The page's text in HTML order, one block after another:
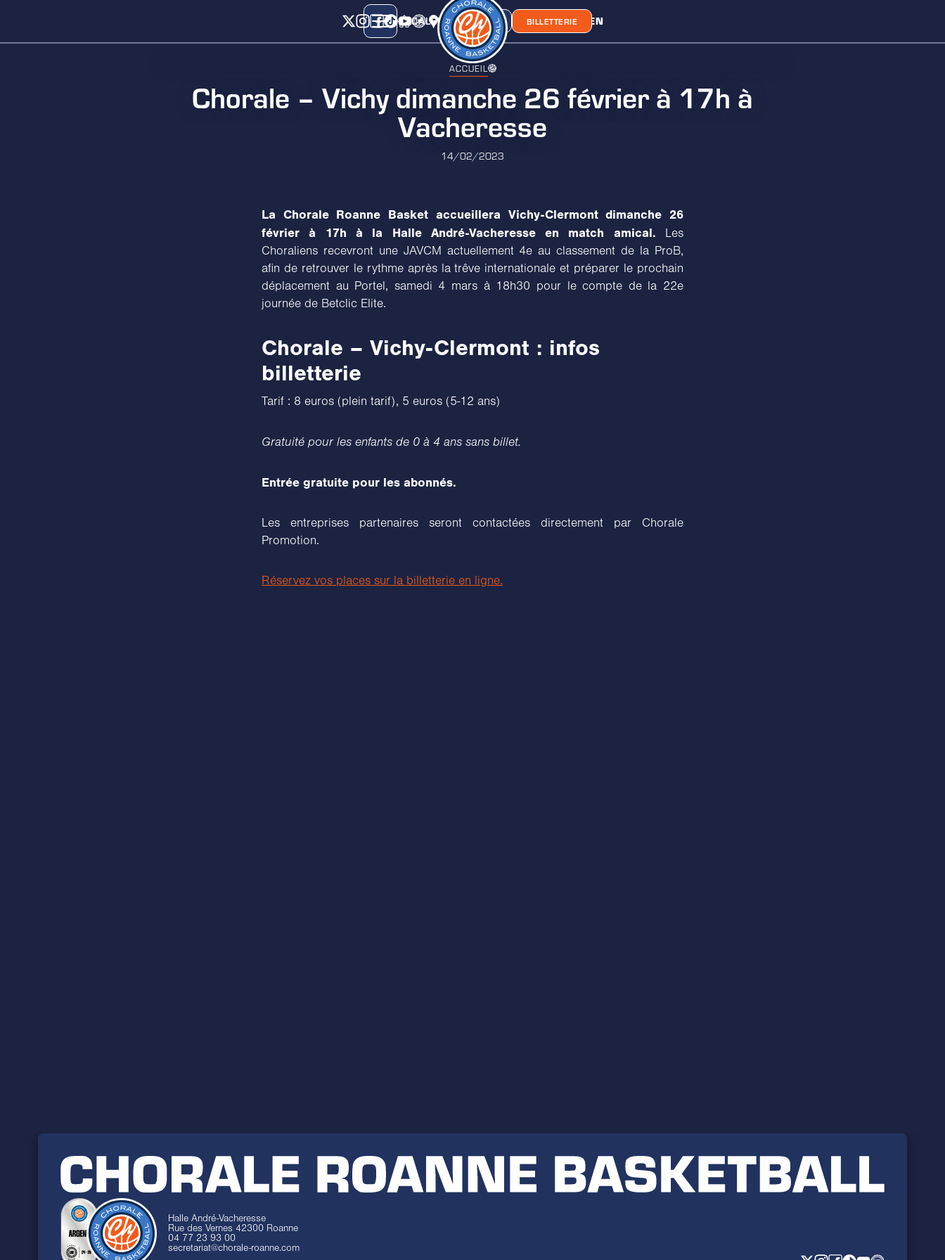
CALENDRIERCLASSEMENTCHORA' LIEN
BOUTIQUE BILLETTERIE
ACCUEIL
Chorale – Vichy dimanche 26 février à 17h à
Vacheresse
14/02/2023
La Chorale Roanne Basket accueillera Vichy-Clermont dimanche 26
février à 17h à la Halle André-Vacheresse en match amical. Les
Choraliens recevront une JAVCM actuellement 4e au classement de la ProB,
afin de retrouver le rythme après la trêve internationale et préparer le prochain
déplacement au Portel, samedi 4 mars à 18h30 pour le compte de la 22e
journée de Betclic Elite.
Chorale – Vichy-Clermont : infos
billetterie
Tarif : 8 euros (plein tarif), 5 euros (5-12 ans)
Gratuité pour les enfants de 0 à 4 ans sans billet.
Entrée gratuite pour les abonnés.
Les entreprises partenaires seront contactées directement par Chorale
Promotion.
Réservez vos places sur la billetterie en ligne.
Halle André-Vacheresse
Rue des Vernes 42300 Roanne
04 77 23 93 00
secretariat@chorale-roanne.com